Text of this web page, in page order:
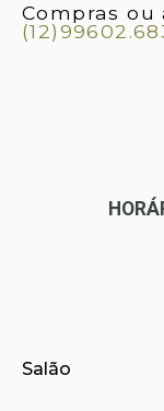
Salão
Compras ou